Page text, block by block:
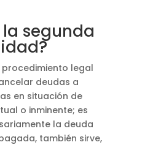
la segunda
procedimiento legal
deudas a
en situación de
o inminente; es
la deuda
también sirve,